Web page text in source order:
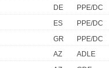
DE
PPE/DC
ES
PPE/DC
GR
PPE/DC
AZ
ADLE